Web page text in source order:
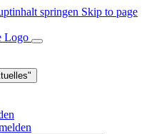
springen Skip to page